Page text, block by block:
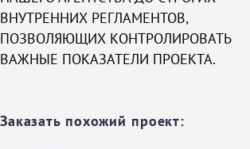
ВНУТРЕННИХ РЕГЛАМЕНТОВ,
ПОЗВОЛЯЮЩИХ КОНТРОЛИРОВАТЬ
ВАЖНЫЕ ПОКАЗАТЕЛИ ПРОЕКТА.
Заказать похожий проект: